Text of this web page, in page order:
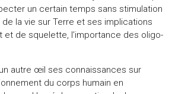
un certain temps sans stimulation
de la vie sur Terre et ses implications
de squelette, l’importance des oligo-
autre œil ses connaissances sur
du corps humain en